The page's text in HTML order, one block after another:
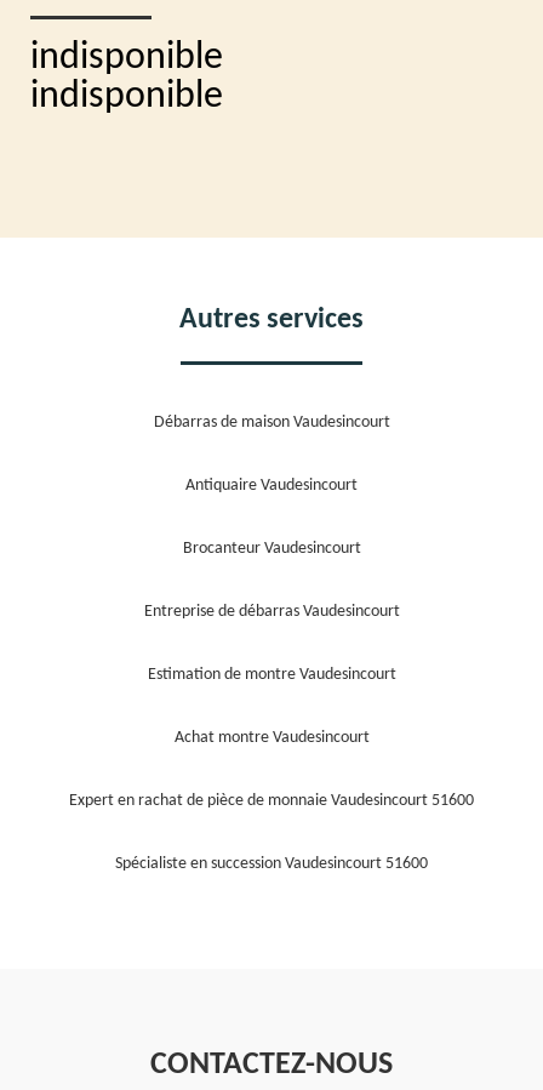
indisponible
indisponible
Autres services
Débarras de maison Vaudesincourt
Antiquaire Vaudesincourt
Brocanteur Vaudesincourt
Entreprise de débarras Vaudesincourt
Estimation de montre Vaudesincourt
Achat montre Vaudesincourt
Expert en rachat de pièce de monnaie Vaudesincourt 51600
Spécialiste en succession Vaudesincourt 51600
CONTACTEZ-NOUS